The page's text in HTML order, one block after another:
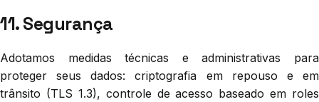
11. Segurança
Adotamos medidas técnicas e administrativas para
proteger seus dados: criptografia em repouso e em
trânsito (TLS 1.3), controle de acesso baseado em roles